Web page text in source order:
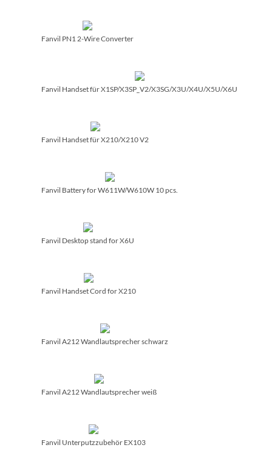
Fanvil PN1 2-Wire Converter
Fanvil Handset für X1SP/­X3SP_V2/­X3SG/­X3U/­X4U/­X5U/­X6U
Fanvil Handset für X210/­X210 V2
Fanvil Battery for W611W/­W610W 10 pcs.
Fanvil Desktop stand for X6U
Fanvil Handset Cord for X210
Fanvil A212 Wandlautsprecher schwarz
Fanvil A212 Wandlautsprecher weiß
Fanvil Unterputzzubehör EX103